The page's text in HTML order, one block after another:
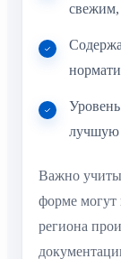
свежим,
лучшую
Важно
форме могут
региона